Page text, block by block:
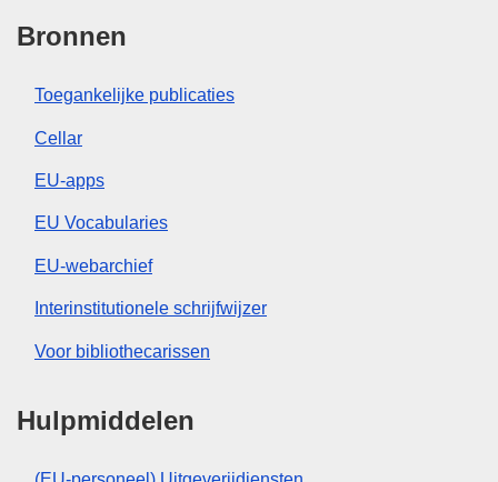
Bronnen
Toegankelijke publicaties
Cellar
EU-apps
EU Vocabularies
EU-webarchief
Interinstitutionele schrijfwijzer
Voor bibliothecarissen
Hulpmiddelen